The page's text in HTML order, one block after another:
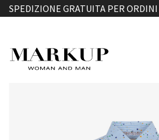
SPEDIZIONE GRATUITA PER